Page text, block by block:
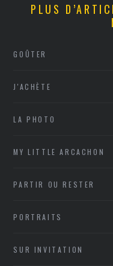
PLUS
GOÛTER
J'ACHÈTE
LA PHOTO
MY LITTLE ARCACHON
PARTIR OU RESTER
PORTRAITS
SUR INVITATION